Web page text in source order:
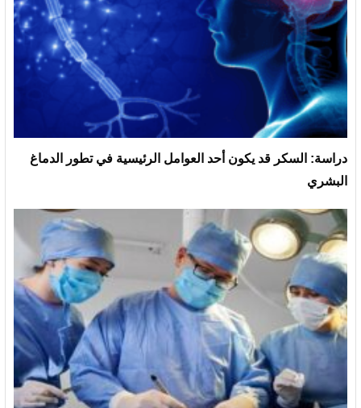
دراسة: السكر قد يكون أحد العوامل الرئيسية في تطور الدماغ
البشري